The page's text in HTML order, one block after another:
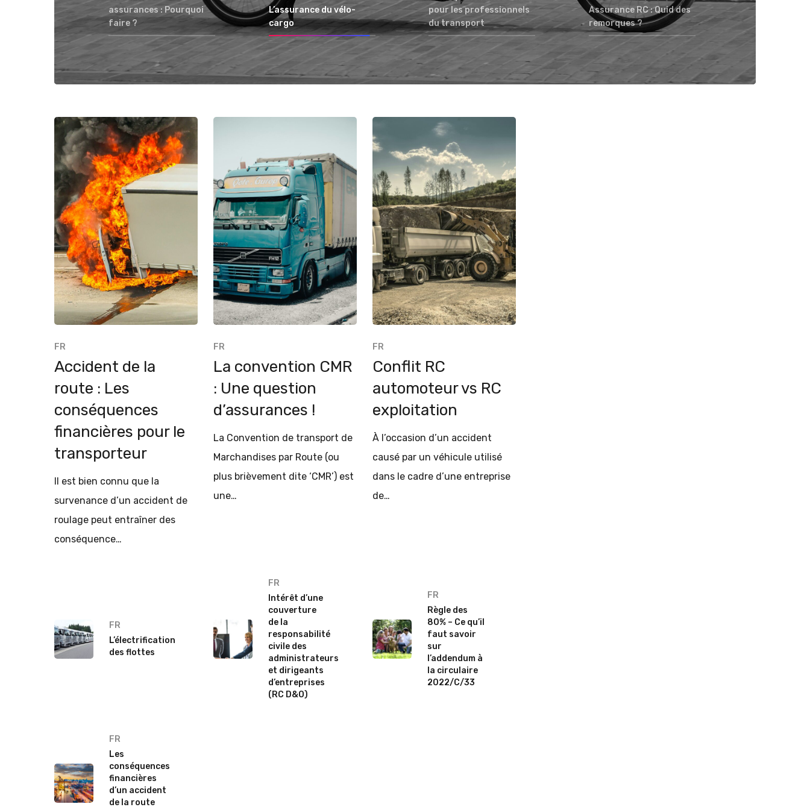
assurances : Pourquoi
faire ?
L’assurance du vélo-
cargo
pour les professionnels
du transport
Assurance RC : Quid des
remorques ?
FR
Accident de la
route : Les
conséquences
financières pour le
transporteur
Il est bien connu que la
survenance d’un accident de
roulage peut entraîner des
conséquence…
FR
La convention CMR
: Une question
d’assurances !
La Convention de transport de
Marchandises par Route (ou
plus brièvement dite ‘CMR’) est
une…
FR
Conflit RC
automoteur vs RC
exploitation
À l’occasion d’un accident
causé par un véhicule utilisé
dans le cadre d’une entreprise
de…
FR
L’électrification
des flottes
FR
Intérêt d’une
couverture
de la
responsabilité
civile des
administrateurs
et dirigeants
d’entreprises
(RC D&O)
FR
Règle des
80% – Ce qu’il
faut savoir
sur
l’addendum à
la circulaire
2022/C/33
FR
Les
conséquences
financières
d’un accident
de la route